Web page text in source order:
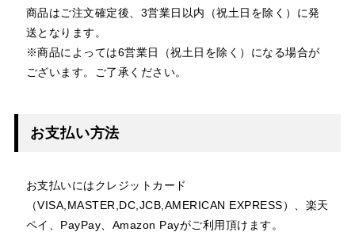
商品はご注文確定後、3営業日以内（祝土日を除く）に発
送となります。
※商品によっては6営業日（祝土日を除く）になる場合が
ございます。ご了承ください。
お支払い方法
お支払いにはクレジットカード
（VISA,MASTER,DC,JCB,AMERICAN EXPRESS）、楽天
ペイ、PayPay、Amazon Payがご利用頂けます。